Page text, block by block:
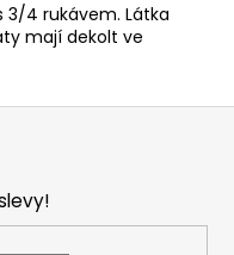
3/4 rukávem. Látka
mají dekolt ve